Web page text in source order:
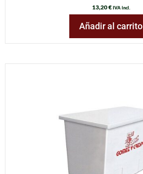
13,20€ IVA incl.
Añadir al carrito